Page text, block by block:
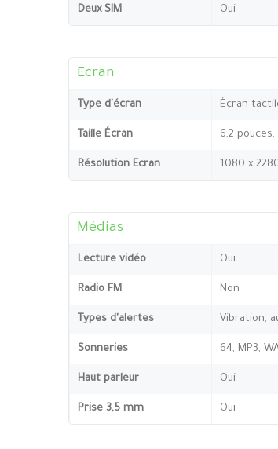
Deux SIM Oui
Ecran
Type d'écran Écran
Taille Écran 6,2
Résolution Ecran 1080 x
Médias
Lecture vidéo Oui
Radio FM Non
Types d'alertes Vibration,
Sonneries 64, MP3,
Haut parleur Oui
Prise 3,5 mm Oui